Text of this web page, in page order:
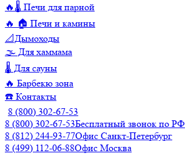
🔥🌡️ Печи для парной
🔥 🏠 Печи и камины
📐Дымоходы
🌫️ Для хаммама
🌡️ Для сауны
🔥 Барбекю зона
☎️ Контакты
8 (800) 302-67-53
8 (800) 302-67-53Бесплатный звонок по РФ
8 (812) 244-93-77Офис Санкт-Петербург
8 (499) 112-06-88Офис Москва